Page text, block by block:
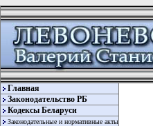
Главная
Законодательство РБ
Кодексы Беларуси
Законодательные и нормативные акты